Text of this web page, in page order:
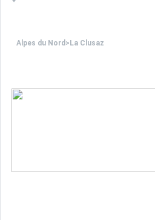
Alpes du Nord > La Clusaz